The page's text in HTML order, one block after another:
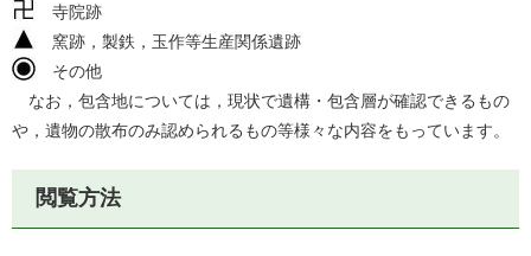
寺院跡
窯跡，製鉄，玉作等生産関係遺跡
その他
なお，包含地については，現状で遺構・包含層が確認できるもの
や，遺物の散布のみ認められるもの等様々な内容をもっています。
閲覧方法